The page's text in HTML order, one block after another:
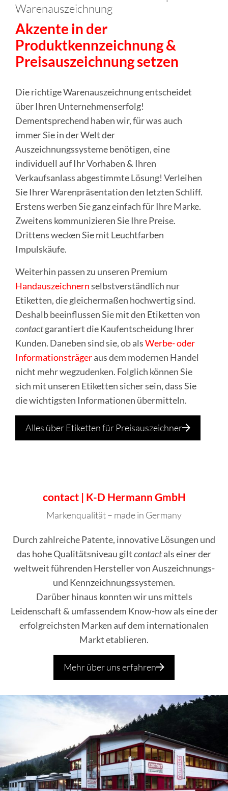
Warenauszeichnung
Akzente in der
Produktkennzeichnung &
Preisauszeichnung setzen
Die richtige Warenauszeichnung entscheidet
über Ihren Unternehmenserfolg!
Dementsprechend haben wir, für was auch
immer Sie in der Welt der
Auszeichnungssysteme benötigen, eine
individuell auf Ihr Vorhaben & Ihren
Verkaufsanlass abgestimmte Lösung! Verleihen
Sie Ihrer Warenpräsentation den letzten Schliff.
Erstens werben Sie ganz einfach für Ihre Marke.
Zweitens kommunizieren Sie Ihre Preise.
Drittens wecken Sie mit Leuchtfarben
Impulskäufe.
Weiterhin passen zu unseren Premium
Handauszeichnernselbstverständlich nur
Etiketten, die gleichermaßen hochwertig sind.
Deshalb beeinflussen Sie mit den Etiketten von
contactgarantiert die Kaufentscheidung Ihrer
Kunden. Daneben sind sie, ob alsWerbe- oder
Informationsträgeraus dem modernen Handel
nicht mehr wegzudenken. Folglich können Sie
sich mit unseren Etiketten sicher sein, dass Sie
die wichtigsten Informationen übermitteln.
Alles über Etiketten für Preisauszeichner
contact | K-D Hermann GmbH
Markenqualität – made in Germany
Durch zahlreiche Patente, innovative Lösungen und
das hohe Qualitätsniveau giltcontactals einer der
weltweit führenden Hersteller von Auszeichnungs-
und Kennzeichnungssystemen.
Darüber hinaus konnten wir uns mittels
Leidenschaft & umfassendem Know-how als eine der
erfolgreichsten Marken auf dem internationalen
Markt etablieren.
Mehr über uns erfahren